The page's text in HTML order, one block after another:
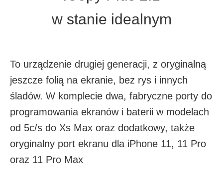
w stanie idealnym
To urządzenie drugiej generacji, z oryginalną
jeszcze folią na ekranie, bez rys i innych
śladów. W komplecie dwa, fabryczne porty do
programowania ekranów i baterii w modelach
od 5c/s do Xs Max oraz dodatkowy, także
oryginalny port ekranu dla iPhone 11, 11 Pro
oraz 11 Pro Max